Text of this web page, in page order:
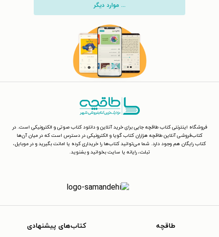
... موارد دیگر
فروشگاه اینترنتی کتاب طاقچه جایی برای خرید آنلاین و دانلود کتاب صوتی و الکترونیکی است. در
کتاب‌فروشی آنلاین طاقچه هزاران کتاب گویا و الکترونیکی در دسترس است که در میان آن‌ها
کتاب رایگان هم وجود دارد. شما می‌توانید کتاب‌ها را خریداری کرده یا امانت بگیرید و در موبایل،
تبلت، رایانه یا سایت بخوانید و بشنوید.
طاقچه کتاب‌های پیشنهادی